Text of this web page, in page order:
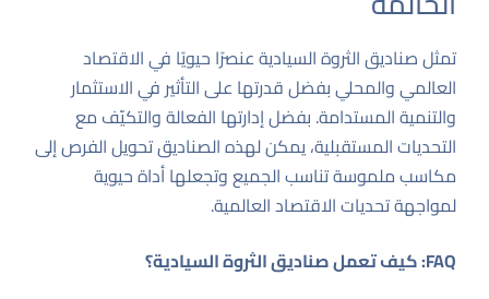
تمثل صناديق الثروة السيادية عنصرًا حيويًا في الاقتصاد
العالمي والمحلي بفضل قدرتها على التأثير في الاستثمار
والتنمية المستدامة. بفضل إدارتها الفعالة والتكيّف مع
التحديات المستقبلية، يمكن لهذه الصناديق تحويل الفرص إلى
مكاسب ملموسة تناسب الجميع وتجعلها أداة حيوية
لمواجهة تحديات الاقتصاد العالمية.
FAQ: كيف تعمل صناديق الثروة السيادية؟